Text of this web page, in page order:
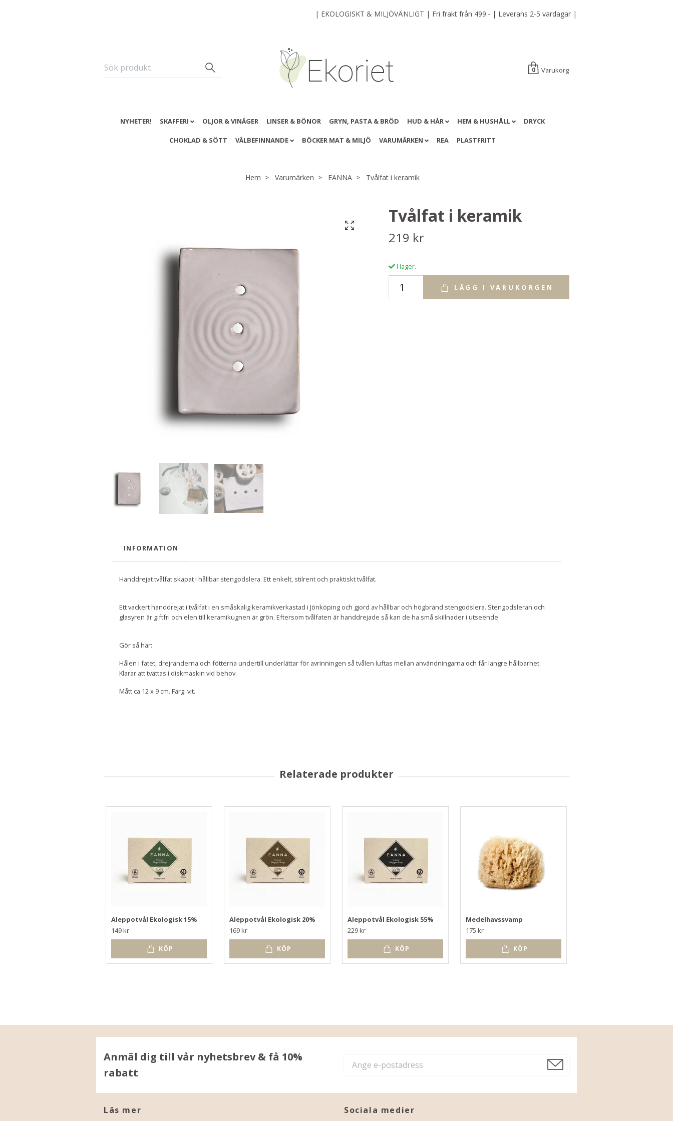
| EKOLOGISKT & MILJÖVÄNLIGT | Fri frakt från 499:- | Leverans 2-5 vardagar |
0 Varukorg
NYHETER! SKAFFERI OLJOR & VINÄGER LINSER & BÖNOR GRYN, PASTA & BRÖD HUD & HÅR HEM & HUSHÅLL DRYCK
CHOKLAD & SÖTT VÄLBEFINNANDE BÖCKER MAT & MILJÖ VARUMÄRKEN REA PLASTFRITT
Hem Varumärken EANNA Tvålfat i keramik
Tvålfat i keramik
219 kr
I lager.
LÄGG I VARUKORGEN
INFORMATION
Handdrejat tvålfat skapat i hållbar stengodslera. Ett enkelt, stilrent och praktiskt tvålfat.
Ett vackert handdrejat i tvålfat i en småskalig keramikverkastad i Jönköping och gjord av hållbar och högbränd stengodslera. Stengodsleran och
glasyren är giftfri och elen till keramikugnen är grön. Eftersom tvålfaten är handdrejade så kan de ha små skillnader i utseende.
Gör så här:
Hålen i fatet, drejränderna och fötterna undertill underlättar för avrinningen så tvålen luftas mellan användningarna och får längre hållbarhet.
Klarar att tvättas i diskmaskin vid behov.
Mått ca 12 x 9 cm. Färg: vit.
Aleppotvål Ekologisk 15%
149 kr
KÖP
Aleppotvål Ekologisk 20%
169 kr
KÖP
Aleppotvål Ekologisk 55%
229 kr
KÖP
Medelhavssvamp
175 kr
KÖP
Anmäl dig till vår nyhetsbrev & få 10%
rabatt
Läs mer Sociala medier